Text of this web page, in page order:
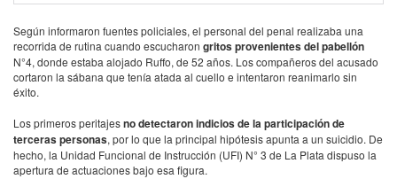
Según informaron fuentes policiales, el personal del penal realizaba una
recorrida de rutina cuando escucharon gritos provenientes del pabellón
N°4, donde estaba alojado Ruffo, de 52 años. Los compañeros del acusado
cortaron la sábana que tenía atada al cuello e intentaron reanimarlo sin
éxito.
Los primeros peritajesno detectaron indicios de la participación de
terceras personas, por lo que la principal hipótesis apunta a un suicidio. De
hecho, la Unidad Funcional de Instrucción (UFI) N° 3 de La Plata dispuso la
apertura de actuaciones bajo esa figura.